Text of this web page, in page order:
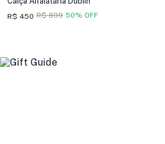
R$ 450 50% OFF
R$ 899